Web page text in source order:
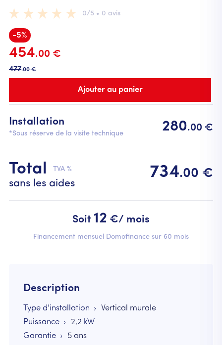
Description
Type d'installation
Vertical murale
Puissance
2,2 kW
Garantie
5 ans
0/5 • 0 avis
-5%
454.00 €
477.00 €
Installation
*Sous réserve de la visite technique 280.00 €
Total TVA %
sans les aides
734.00 €
Soit 12 €/ mois
Financement mensuel Domofinance sur 60 mois